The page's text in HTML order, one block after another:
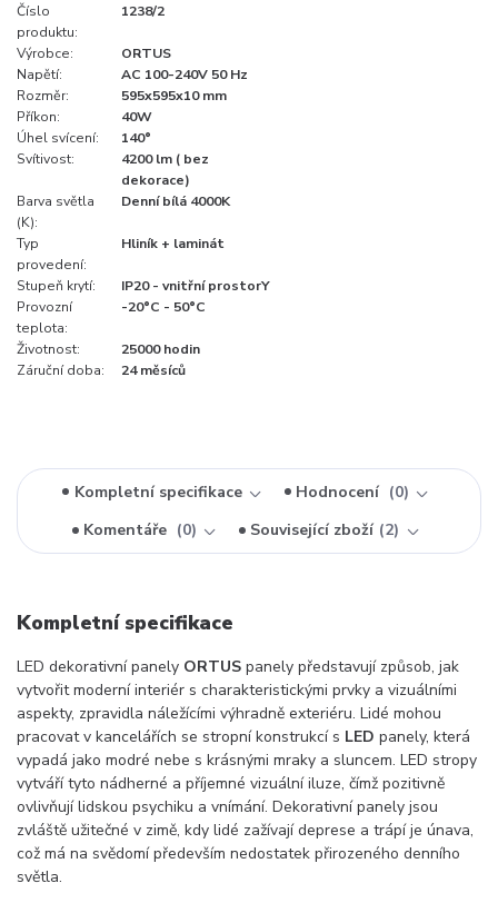
Číslo
produktu:
1238/2
Výrobce:
ORTUS
Napětí:
AC 100-240V 50 Hz
Rozměr:
595x595x10 mm
Příkon:
40W
Úhel svícení:
140°
Svítivost:
4200 lm ( bez
dekorace)
Barva světla
(K):
Denní bílá 4000K
Typ
provedení:
Hliník + laminát
Stupeň krytí:
IP20 - vnitřní prostorY
Provozní
teplota:
-20°C - 50°C
Životnost:
25000 hodin
Záruční doba:
24 měsíců
Kompletní specifikace Hodnocení
0
Komentáře
0 Související zboží 2
Kompletní specifikace
LED dekorativní panely ORTUS panely představují způsob, jak
vytvořit moderní interiér s charakteristickými prvky a vizuálními
aspekty, zpravidla náležícími výhradně exteriéru. Lidé mohou
pracovat v kancelářích se stropní konstrukcí s LED panely, která
vypadá jako modré nebe s krásnými mraky a sluncem. LED stropy
vytváří tyto nádherné a příjemné vizuální iluze, čímž pozitivně
ovlivňují lidskou psychiku a vnímání. Dekorativní panely jsou
zvláště užitečné v zimě, kdy lidé zažívají deprese a trápí je únava,
což má na svědomí především nedostatek přirozeného denního
světla.